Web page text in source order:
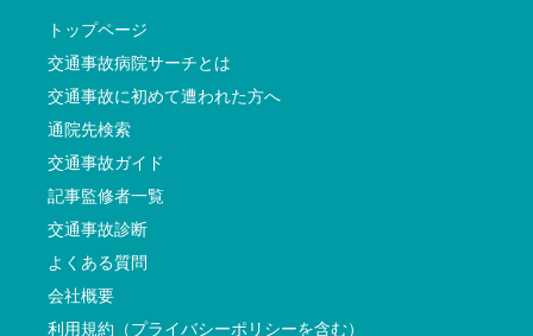
トップページ
交通事故病院サーチとは
交通事故に初めて遭われた方へ
通院先検索
交通事故ガイド
記事監修者一覧
交通事故診断
よくある質問
会社概要
利用規約（プライバシーポリシーを含む）